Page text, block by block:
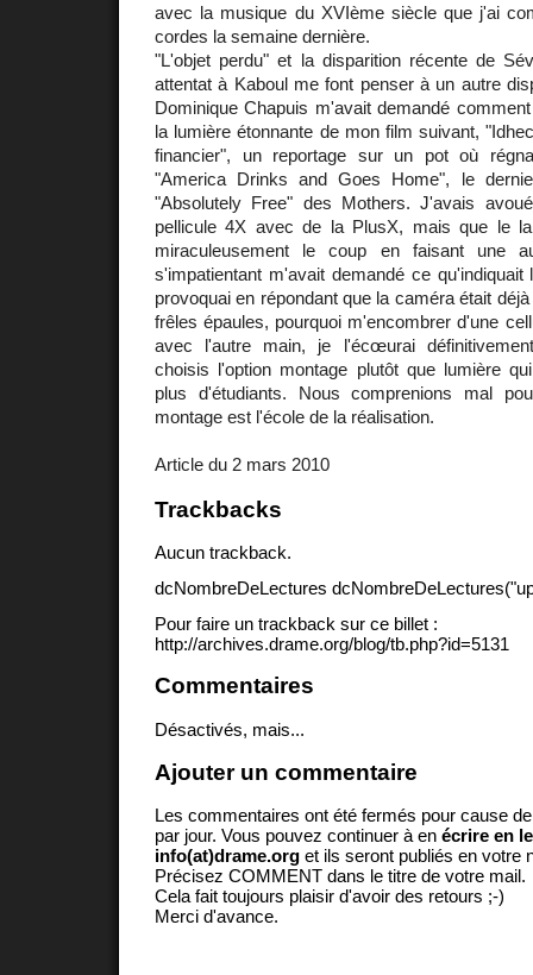
avec la musique du XVIème siècle que j'ai
cordes la semaine dernière.
"L'objet perdu" et la disparition récente de
attentat à Kaboul me font penser à un autre
Dominique Chapuis m'avait demandé
la lumière étonnante de mon film suivant,
financier", un reportage sur un pot où
"America Drinks and Goes Home", le
"Absolutely Free" des Mothers. J'avais
pellicule 4X avec de la PlusX, mais que le
miraculeusement le coup en faisant une
s'impatientant m'avait demandé ce
provoquai en répondant que la caméra était
frêles épaules, pourquoi m'encombrer d'une
avec l'autre main, je l'écœurai
choisis l'option montage plutôt que lumière
plus d'étudiants. Nous comprenions mal
montage est l'école de la réalisation.
Article du 2 mars 2010
Trackbacks
Aucun trackback.
dcNombreDeLectures
Pour faire un trackback sur ce billet :
http://archives.drame.org/blog/tb.php?id=5131
Commentaires
Désactivés, mais...
Ajouter un commentaire
Les commentaires ont été fermés pour cause
par jour. Vous pouvez continuer à en écrire en
info(at)drame.org et ils seront publiés en votre
Précisez COMMENT dans le titre de votre mail.
Cela fait toujours plaisir d'avoir des retours ;-)
Merci d'avance.